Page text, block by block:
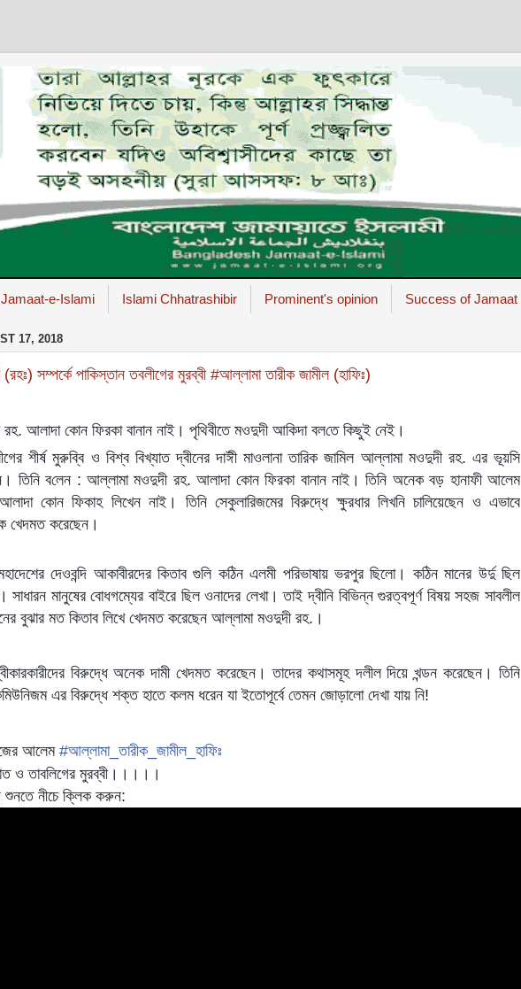
Jamaat-e-Islami Islami Chhatrashibir Prominent's opinion Success of Jamaat
17, 2018
সম্পর্কে পাকিস্তান তবলীগের মুরব্বী #আল্লামা তারীক জামীল (হাফিঃ)
আলাদা কোন ফিরকা বানান নাই। পৃ‌থিবীতে মওদুদী আকিদা বল‌তে কিছুই নেই।
শীর্ষ মুরুব্বি ও বিশ্ব বিখ্যাত দ্বীনের দাঈী মাওলানা তারিক জামিল আল্লামা মওদুদী রহ. এর ভূয়সি
তি‌নি ব‌লেন : আল্লামা মওদুদী রহ. আলাদা কোন ফিরকা বানান নাই। তিনি অনেক বড় হানাফী আলেম
কোন ফিকাহ লিখেন নাই। তিনি সেকুলারিজমের বিরুদ্ধে ক্ষুরধার লিখনি চালিয়েছেন ও এভাবে
খেদমত করেছেন।
দেওবন্দি আকাবীরদের কিতাব গুলি কঠিন এলমী পরিভাষায় ভরপুর ছিলো। কঠিন মানের উর্দু ছিল
সাধারন মানুষের বোধগম্যের বাইরে ছিল ওনাদের লেখা। তাই দ্বীনি বি‌ভিন্ন গুরত্বপূর্ণ বিষয় সহজ সাবলীল
বুঝার মত কিতাব লিখে খেদমত করেছেন আল্লামা মওদুদী রহ.।
বিরুদ্ধে অনেক দামী খেদমত করেছেন। তাদের কথাসমূহ দলীল দিয়ে খন্ডন করেছেন। তিনি
এর বিরুদ্ধে শক্ত হাতে কলম ধরেন যা ইতোপূর্বে তেমন জোড়ালো দেখা যায় নি!
আলেম #আল্লামা_তারীক_জামীল_হাফিঃ
ও তাবলিগের মুরব্বী।।।।।
শুনতে নীচে ক্লিক করুন: